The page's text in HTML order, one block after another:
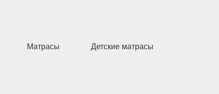
Матрасы Детские матрасы